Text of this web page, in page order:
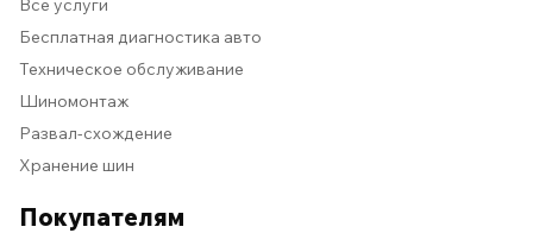
Все услуги
Бесплатная диагностика авто
Техническое обслуживание
Шиномонтаж
Развал-схождение
Хранение шин
Покупателям